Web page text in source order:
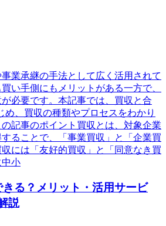
業承継の手法として広く活用されて
い手側にもメリットがある一方で、
必要です。本記事では、買収と合
、買収の種類やプロセスをわかり
記事のポイント買収とは、対象企業
ることで、「事業買収」と「企業買
には「友好的買収」と「同意なき買
小
る？メリット・活用サービ
説